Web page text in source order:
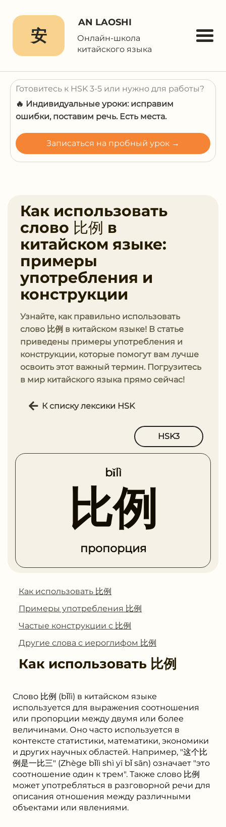
安
AN LAOSHI
Онлайн-школа
китайского языка
Готовитесь к HSK 3-5 или нужно для работы?
🔥 Индивидуальные уроки: исправим
ошибки, поставим речь. Есть места.
Записаться на пробный урок →
Как использовать
слово 比例 в
китайском языке:
примеры
употребления и
конструкции
Узнайте, как правильно использовать
слово 比例 в китайском языке! В статье
приведены примеры употребления и
конструкции, которые помогут вам лучше
освоить этот важный термин. Погрузитесь
в мир китайского языка прямо сейчас!
К списку лексики HSK
HSK3
bǐlì
比例
пропорция
Как использовать 比例
Примеры употребления 比例
Частые конструкции с 比例
Другие слова с иероглифом 比例
Как использовать 比例
Слово 比例 (bǐlì) в китайском языке
используется для выражения соотношения
или пропорции между двумя или более
величинами. Оно часто используется в
контексте статистики, математики, экономики
и других научных областей. Например, "这个比
例是一比三" (Zhège bǐlì shì yī bǐ sān) означает "это
соотношение один к трем". Также слово 比例
может употребляться в разговорной речи для
описания отношения между различными
объектами или явлениями.